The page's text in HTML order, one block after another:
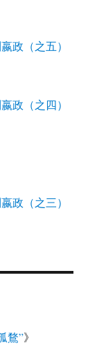
政（之五）
政（之四）
政（之三）
鶩”》